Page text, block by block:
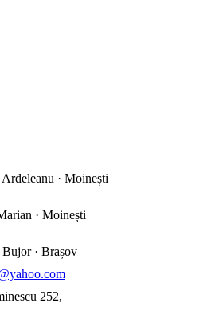
· Moinești
· Moinești
Bujor · Brașov
252,